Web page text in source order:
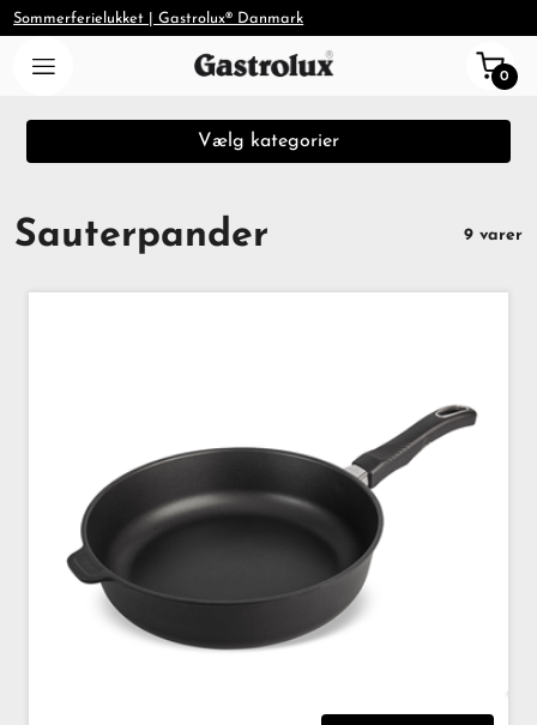
Sommerferielukket | Gastrolux® Danmark
0
Vælg kategorier
Sauterpander 9 varer